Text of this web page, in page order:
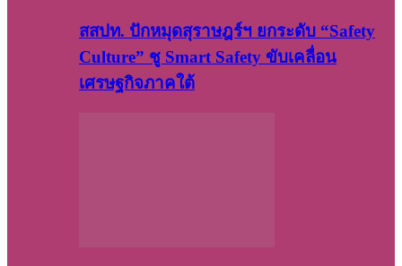
สสปท. ปักหมุดสุราษฎร์ฯ ยกระดับ “Safety
Culture” ชู Smart Safety ขับเคลื่อน
เศรษฐกิจภาคใต้